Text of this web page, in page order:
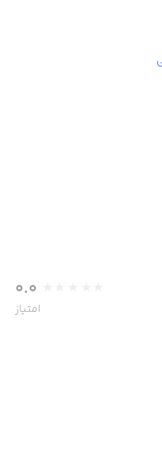
0.0
امتیاز